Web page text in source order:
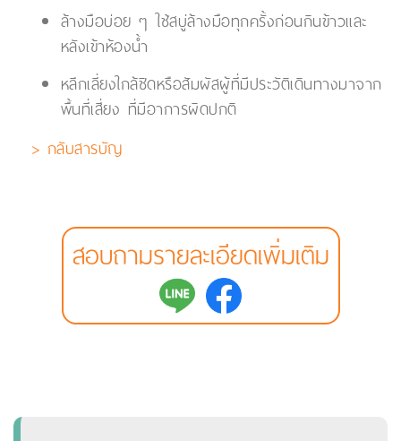
ล้างมือบ่อย ๆ ใช้สบู่ล้างมือทุกครั้งก่อนกินข้าวและ
หลังเข้าห้องน้ำ
หลีกเลี่ยงใกล้ชิดหรือสัมผัสผู้ที่มีประวัติเดินทางมาจาก
พื้นที่เสี่ยง ที่มีอาการผิดปกติ
> กลับสารบัญ
สอบถามรายละเอียดเพิ่มเติม